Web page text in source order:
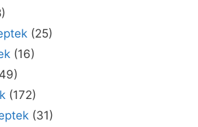
(25)
(16)
(172)
(31)